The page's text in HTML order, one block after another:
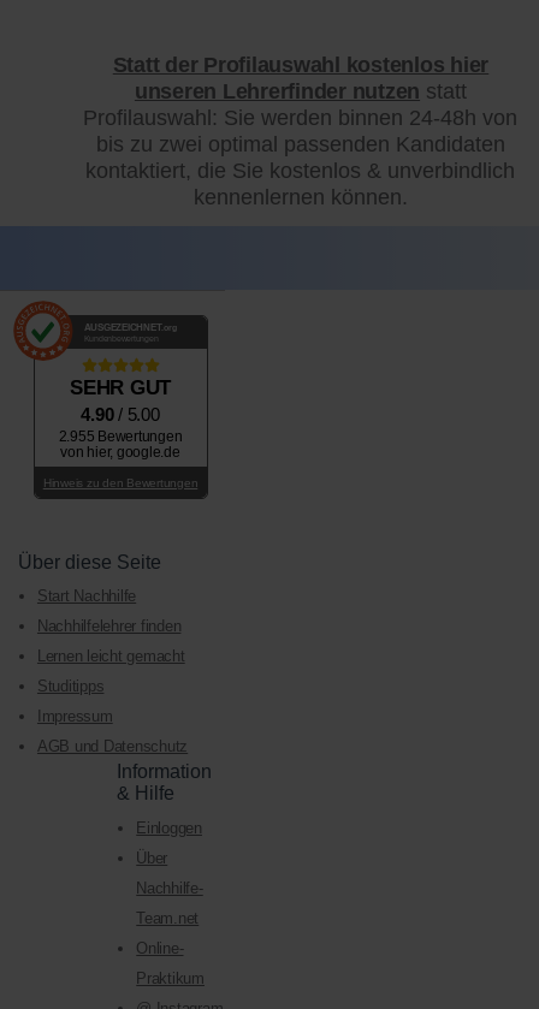
Statt der Profilauswahl kostenlos hier
unseren Lehrerfinder nutzen statt
Profilauswahl: Sie werden binnen 24-48h von
bis zu zwei optimal passenden Kandidaten
kontaktiert, die Sie kostenlos & unverbindlich
kennenlernen können.
AUSGEZEICHNET .org
Kundenbewertungen
SEHR GUT
4.90/ 5.00
2.955 Bewertungen
von hier, google.de
Hinweis zu den Bewertungen
Über diese Seite
Start Nachhilfe
Nachhilfelehrer finden
Lernen leicht gemacht
Studitipps
Impressum
AGB und Datenschutz
Information
& Hilfe
Einloggen
Über
Nachhilfe-
Team.net
Online-
Praktikum